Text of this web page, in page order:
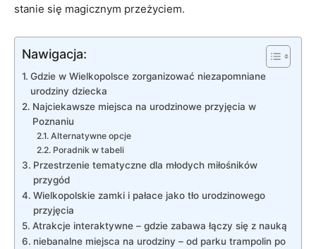
stanie ⁤się magicznym‌ przeżyciem.
Nawigacja:
Gdzie w Wielkopolsce zorganizować niezapomniane
urodziny dziecka
Najciekawsze miejsca na urodzinowe przyjęcia w
Poznaniu
Alternatywne opcje
Poradnik w tabeli
Przestrzenie tematyczne ‍dla młodych miłośników
przygód
Wielkopolskie zamki i ‌pałace jako tło ‌urodzinowego
‍przyjęcia
Atrakcje interaktywne – gdzie zabawa łączy⁣ się ⁤z nauką
niebanalne miejsca⁢ na urodziny ⁤– od parku trampolin po